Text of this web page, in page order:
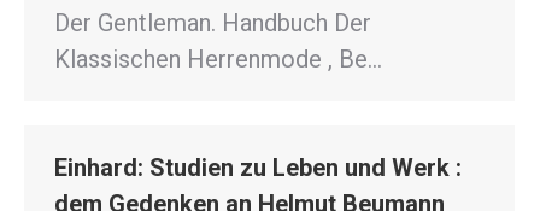
Der Gentleman. Handbuch Der
Klassischen Herrenmode , Be…
Einhard: Studien zu Leben und Werk :
dem Gedenken an Helmut Beumann